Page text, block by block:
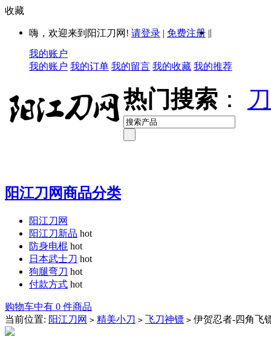
收藏
嗨，欢迎来到阳江刀网! 请登录 | 免费注册 ||
我的账户
我的账户 我的订单 我的留言 我的收藏 我的推荐
热门搜索 ：
阳江刀网商品分类
阳江刀网
阳江刀新品 hot
防身电棍 hot
日本武士刀 hot
狗腿弯刀 hot
付款方式 hot
购物车中有 0 件商品
当前位置: 阳江刀网 > 精美小刀 > 飞刀神镖 > 伊贺忍者-四角飞